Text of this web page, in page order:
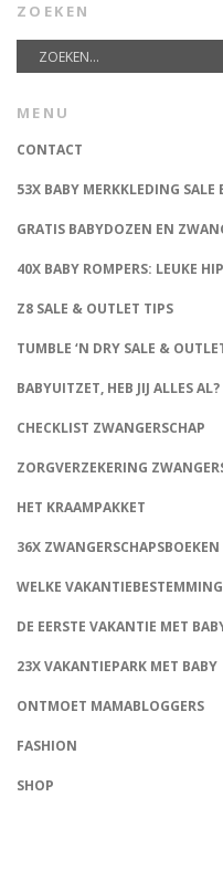
ZOEKEN
MENU
CONTACT
53X BABY MERKKLEDING SALE
GRATIS BABYDOZEN EN
40X BABY ROMPERS: LEUKE
Z8 SALE & OUTLET TIPS
TUMBLE ‘N DRY SALE &
BABYUITZET, HEB JIJ ALLES AL?
CHECKLIST ZWANGERSCHAP
ZORGVERZEKERING
HET KRAAMPAKKET
36X ZWANGERSCHAPSBOEKEN
WELKE
DE EERSTE VAKANTIE MET
23X VAKANTIEPARK MET BABY
ONTMOET MAMABLOGGERS
FASHION
SHOP